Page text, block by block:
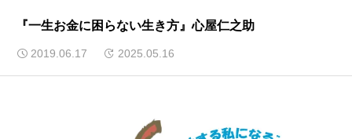
『一生お金に困らない生き方』心屋仁之助
2019.06.17 2025.05.16